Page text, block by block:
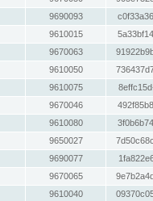
9690093
9610015
9670063
9610050
9610075
9670046
9610080
9650027
9690077
9670065
9610040